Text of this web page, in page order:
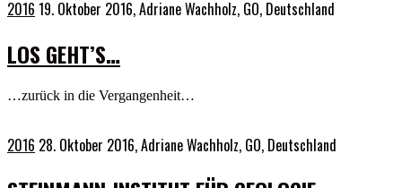
2016 19. Oktober 2016,Adriane Wachholz, GO, Deutschland
LOS GEHT’S…
…zurück in die Vergangenheit…
2016 28. Oktober 2016,Adriane Wachholz, GO, Deutschland